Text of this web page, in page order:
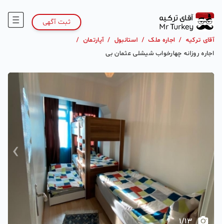
ثبت آگهی
آقای ترکیه / اجاره ملک / استانبول / آپارتمان /
اجاره روزانه چهارخواب شیشلی عثمان بی
›
1/13